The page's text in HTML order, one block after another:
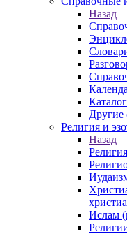
Назад
Другие
Религия и
Назад
Ислам